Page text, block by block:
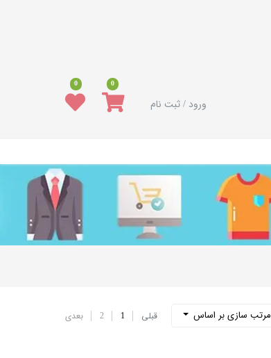
ورود / ثبت نام
0
0
قبلی 1
2 بعدی مرتب سازی بر اساس